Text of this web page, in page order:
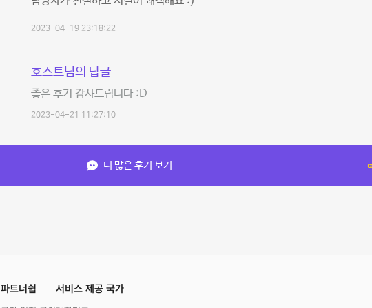
2023-04-19 23:18:22
호스트님의 답글
좋은 후기 감사드립니다 :D
2023-04-21 11:27:10
더 많은 후기 보기
파트너쉽 서비스 제공 국가